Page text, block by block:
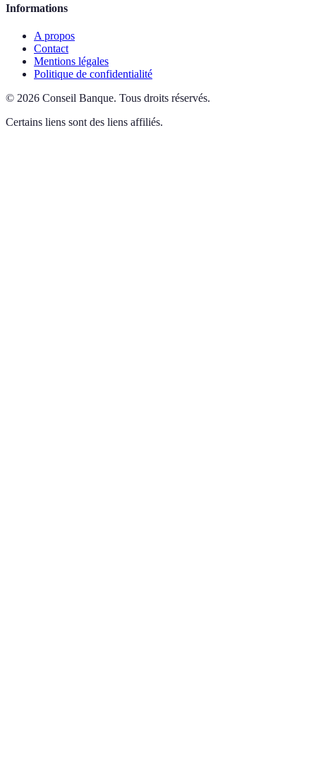
Informations
A propos
Contact
Mentions légales
Politique de confidentialité
© 2026 Conseil Banque. Tous droits réservés.
Certains liens sont des liens affiliés.